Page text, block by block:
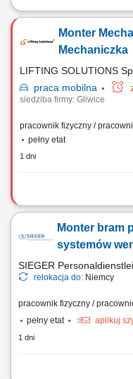
Opis stanowiska: składanie i
montażowych z
realizacja planów
Monter
Mechaniczka
LIFTING SOLUTIONS
praca mobilna
siedziba firmy: Gliwice
pracownik fizyczny /
pełny etat
1 dni
Zadania Składanie
zmontowanych modułów w
Weryfikacja poprawności
Monter bram
systemów
SIEGER
relokacja do: Niemcy
pracownik fizyczny /
pełny etat
aplikuj
1 dni